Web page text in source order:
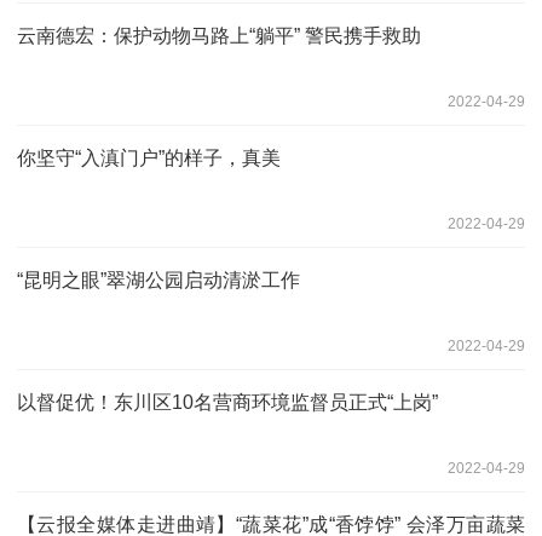
云南德宏：保护动物马路上“躺平” 警民携手救助
2022-04-29
你坚守“入滇门户”的样子，真美
2022-04-29
“昆明之眼”翠湖公园启动清淤工作
2022-04-29
以督促优！东川区10名营商环境监督员正式“上岗”
2022-04-29
【云报全媒体走进曲靖】“蔬菜花”成“香饽饽” 会泽万亩蔬菜